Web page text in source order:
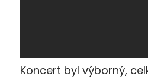
Koncert byl výborný,